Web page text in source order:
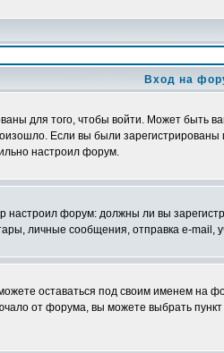
Вход на
для того, чтобы войти. Может быть
Если вы были
настроил форум.
настроил форум: должны ли вы
личные сообщения, отправка e-mail,
оставаться под своим именем на
от форума, вы можете выбрать пункт